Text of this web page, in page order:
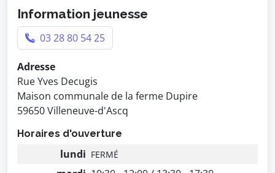
Information jeunesse
03 28 80 54 25
Adresse
Rue Yves Decugis
Maison communale de la ferme Dupire
59650 Villeneuve-d'Ascq
Horaires d'ouverture
lundi FERMÉ